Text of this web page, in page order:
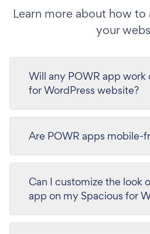
Learn more about how
your
Will any POWR app work
for WordPress website?
Are POWR apps mobile-
Can I customize the look
app on my Spacious for